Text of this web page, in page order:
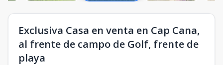
Exclusiva Casa en venta en Cap Cana,
al frente de campo de Golf, frente de
playa